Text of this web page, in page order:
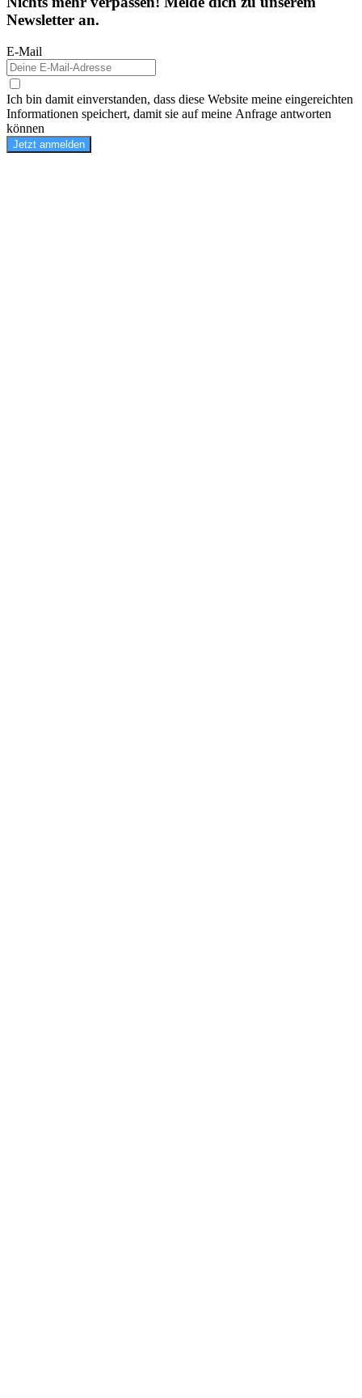
Newsletter an.
E-Mail
Ich bin damit einverstanden, dass diese Website meine eingereichten
Informationen speichert, damit sie auf meine Anfrage antworten
können
Jetzt anmelden